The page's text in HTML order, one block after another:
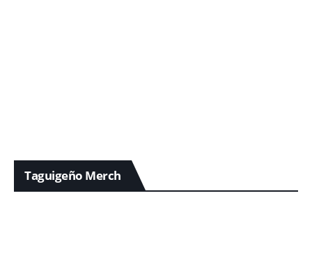
Taguigeño Merch